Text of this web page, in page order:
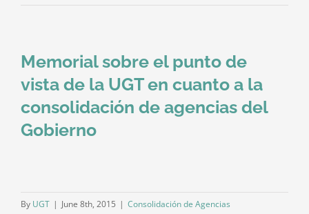
Memorial sobre el punto de
vista de la UGT en cuanto a la
consolidación de agencias del
Gobierno
By UGT | June 8th, 2015 | Consolidación de Agencias